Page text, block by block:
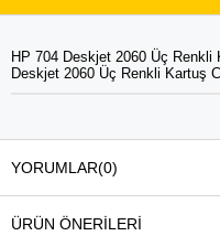
HP 704 Deskjet 2060 Üç Renkli
Deskjet 2060 Üç Renkli Kartuş
YORUMLAR(0)
ÜRÜN ÖNERILERI